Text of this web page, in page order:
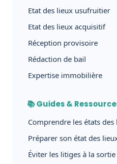
Etat des lieux usufruitier
Etat des lieux acquisitif
Réception provisoire
Rédaction de bail
Expertise immobilière
📚 Guides &
Comprendre les états
Préparer son état des
Éviter les litiges à la